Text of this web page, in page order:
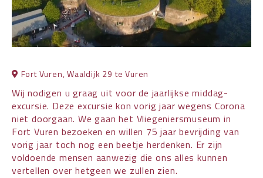
Fort Vuren, Waaldijk 29 te Vuren
Wij nodigen u graag uit voor de jaarlijkse middag-
excursie. Deze excursie kon vorig jaar wegens Corona
niet doorgaan. We gaan het Vliegeniersmuseum in
Fort Vuren bezoeken en willen 75 jaar bevrijding van
vorig jaar toch nog een beetje herdenken. Er zijn
voldoende mensen aanwezig die ons alles kunnen
vertellen over hetgeen we zullen zien.